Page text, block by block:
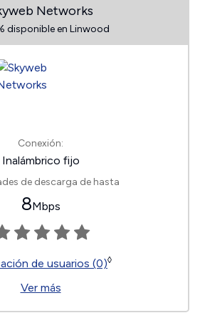
Networks
disponible en Linwood
Conexión:
Inalámbrico fijo
de descarga de hasta
8Mbps
de usuarios (0)◊
Ver más